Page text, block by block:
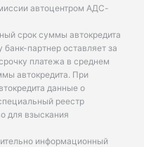
автоцентром АДС-
срок суммы автокредита
партнер оставляет за
платежа в среднем
автокредита. При
данные о
реестр
для взыскания
информационный